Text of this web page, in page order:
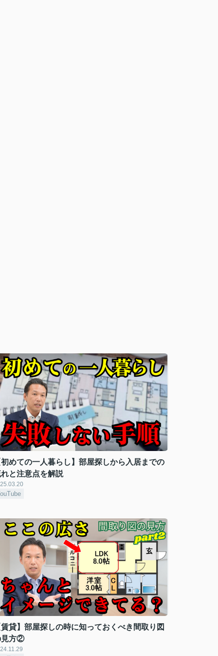
初めての一人暮らし】部屋探しから入居までの
と注意点を解説
賃貸】部屋探しの時に知っておくべき間取り図
見方②